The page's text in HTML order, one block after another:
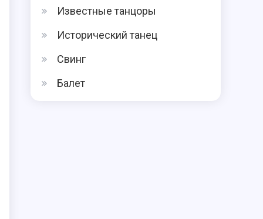
Известные танцоры
Исторический танец
Свинг
Балет